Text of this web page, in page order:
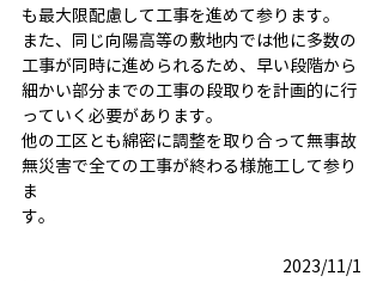
も最大限配慮して工事を進めて参ります。
また、同じ向陽高等の敷地内では他に多数の
工事が同時に進められるため、早い段階から
細かい部分までの工事の段取りを計画的に行
っていく必要があります。
他の工区とも綿密に調整を取り合って無事故
無災害で全ての工事が終わる様施工して参り
ま
す。
2023/11/1